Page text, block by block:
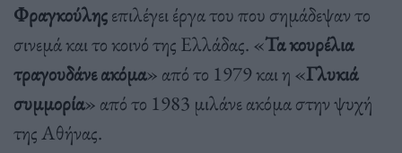
Φραγκούληςεπιλέγει έργα του που σημάδεψαν το
σινεμά και το κοινό της Ελλάδας. «Τα κουρέλια
τραγουδάνε ακόμα» από το 1979 και η «Γλυκιά
συμμορία» από το 1983 μιλάνε ακόμα στην ψυχή
της Αθήνας.